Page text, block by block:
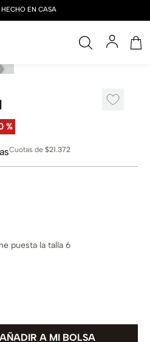
%
Cuotas de $21.372
puesta la talla 6